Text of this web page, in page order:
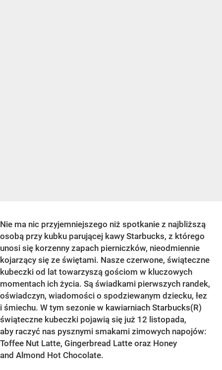
Nie ma nic przyjemniejszego niż spotkanie z najbliższą
osobą przy kubku parującej kawy Starbucks, z którego
unosi się korzenny zapach pierniczków, nieodmiennie
kojarzący się ze świętami. Nasze czerwone, świąteczne
kubeczki od lat towarzyszą gościom w kluczowych
momentach ich życia. Są świadkami pierwszych randek,
oświadczyn, wiadomości o spodziewanym dziecku, łez
i śmiechu. W tym sezonie w kawiarniach Starbucks(R)
świąteczne kubeczki pojawią się już 12 listopada,
aby raczyć nas pysznymi smakami zimowych napojów:
Toffee Nut Latte, Gingerbread Latte oraz Honey
and Almond Hot Chocolate.